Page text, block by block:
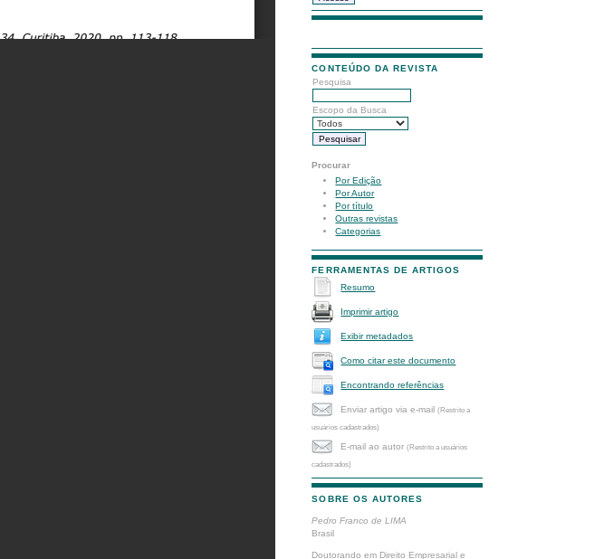
CONTEÚDO DA REVISTA
Pesquisa
Escopo da Busca
Procurar
Por Edição
Por Autor
Por título
Outras revistas
Categorias
FERRAMENTAS DE ARTIGOS
Resumo
Imprimir artigo
Exibir metadados
Como citar este documento
Encontrando referências
Enviar artigo via e-mail(Restrito a
usuários cadastrados)
E-mail ao autor(Restrito a usuários
cadastrados)
SOBRE OS AUTORES
Pedro Franco de LIMA
Brasil
Doutorando em Direito Empresarial e